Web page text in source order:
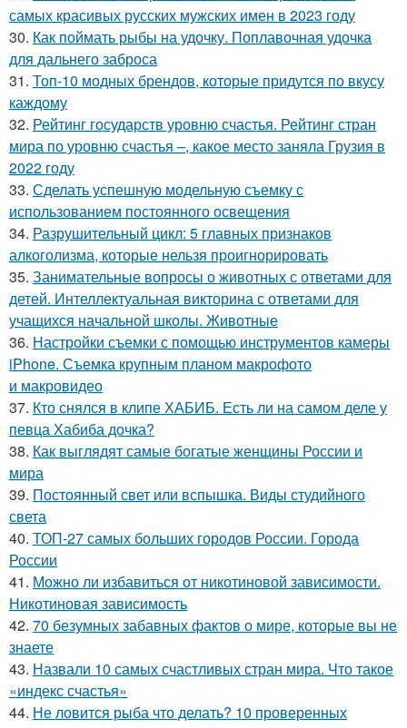
самых красивых русских мужских имен в 2023 году
30. Как поймать рыбы на удочку. Поплавочная удочка
для дальнего заброса
31. Топ-10 модных брендов, которые придутся по вкусу
каждому
32. Рейтинг государств уровню счастья. Рейтинг стран
мира по уровню счастья –, какое место заняла Грузия в
2022 году
33. Сделать успешную модельную съемку с
использованием постоянного освещения
34. Разрушительный цикл: 5 главных признаков
алкоголизма, которые нельзя проигнорировать
35. Занимательные вопросы о животных с ответами для
детей. Интеллектуальная викторина с ответами для
учащихся начальной школы. Животные
36. Настройки съемки с помощью инструментов камеры
iPhone. Съемка крупным планом макрофото
и макровидео
37. Кто снялся в клипе ХАБИБ. Есть ли на самом деле у
певца Хабиба дочка?
38. Как выглядят самые богатые женщины России и
мира
39. Постоянный свет или вспышка. Виды студийного
света
40. ТОП-27 самых больших городов России. Города
России
41. Можно ли избавиться от никотиновой зависимости.
Никотиновая зависимость
42. 70 безумных забавных фактов о мире, которые вы не
знаете
43. Назвали 10 самых счастливых стран мира. Что такое
«индекс счастья»
44. Не ловится рыба что делать? 10 проверенных